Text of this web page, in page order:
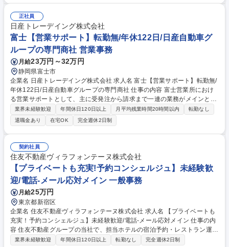
等の採用関連事務 ◆エージェント対応 ◆内定者フォロー対応 など 【育成
業務】◆研修手続き ◆研修受講者のフォロー ◆入社後フォロー面談 など
★入社後は、上記業務を習得していけるよう、既存担当者が丁寧にフォロ
ーいたしますのでご安心ください。 募集職種 【採用・育成担当】第二新
卒歓迎(未経験可)◆日鉄SOLグループ◆人と関わる仕事
正社員
日産トレーデイング株式会社
富士【営業サポート】転勤無/年休122日/日産自動車グ
ループの専門商社 営業事務
月給23万円～32万円
静岡県富士市
企業名 日産トレーデイング株式会社 求人名 富士【営業サポート】転勤無/
年休122日/日産自動車グループの専門商社 仕事の内容 富士営業所におけ
る営業サポートとして、主に受発注から請求まで一連の業務がメインとな
ります。デスクワークに加え、顧客対応での外出（週2回程度）有。ご経
験を踏まえて下記業務をお任せ致します。 ■見積作成、受発注対応等の日
次営業支援業務 ■Excel(表計算)やOutlook(メール)、社内専用システムを
用いた事務処理 ■月次の支払処理、入金引当、業務集計資料の作成 ■顧客
工場への訪問(週2回ほど)による書類提出・押印対応 ■富士営業所の庶務業
務 ■本社との連携業務(会議対応等) 募集職種 富士【営業サポート】転勤
無/年休122日/日産自動車グループの専門商社
業界未経験歓迎 年間休日120日以上 月平均残業時間20時間以内
転勤なし
退職金あり
在宅OK 完全週休2日制
契約社員
住友不動産ヴィラフォンテーヌ株式会社
【プライベートも充実!予約コンシェルジュ】未経験歓
迎/電話-メール応対メイン 一般事務
月給25万円
東京都新宿区
企業名 住友不動産ヴィラフォンテーヌ株式会社 求人名 【プライベートも
充実！予約コンシェルジュ】未経験歓迎/電話-メール応対メイン 仕事の内
容 住友不動産グループの当社で、担当ホテルの宿泊予約・レストラン運営
が円滑な営業ができるための予約センタースタッフを募集します。具体的
業界未経験歓迎 年間休日120日以上 転勤なし 完全週休2日制